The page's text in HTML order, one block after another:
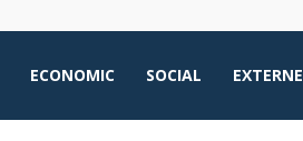
ECONOMIC SOCIAL EXTERNE